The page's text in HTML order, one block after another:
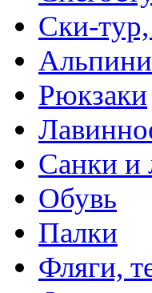
Ски-
Рюкзаки
Санки и
Обувь
Палки
Фляги,